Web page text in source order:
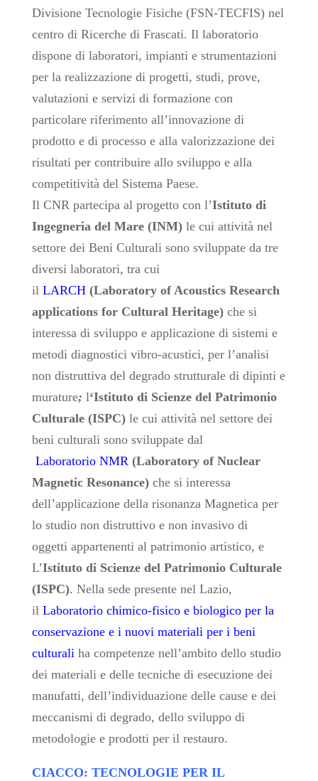
Divisione Tecnologie Fisiche (FSN-TECFIS) nel
centro di Ricerche di Frascati. Il laboratorio
dispone di laboratori, impianti e strumentazioni
per la realizzazione di progetti, studi, prove,
valutazioni e servizi di formazione con
particolare riferimento all’innovazione di
prodotto e di processo e alla valorizzazione dei
risultati per contribuire allo sviluppo e alla
competitività del Sistema Paese.
Il CNR partecipa al progetto con l’Istituto di
Ingegneria del Mare (INM) le cui attività nel
settore dei Beni Culturali sono sviluppate da tre
diversi laboratori, tra cui
il LARCH (Laboratory of Acoustics Research
applications for Cultural Heritage) che si
interessa di sviluppo e applicazione di sistemi e
metodi diagnostici vibro-acustici, per l’analisi
non distruttiva del degrado strutturale di dipinti e
murature; l‘Istituto di Scienze del Patrimonio
Culturale(ISPC)le cui attività nel settore dei
beni culturali sono sviluppate dal
Laboratorio NMR(Laboratory of Nuclear
Magnetic Resonance)che si interessa
dell’applicazione della risonanza Magnetica per
lo studio non distruttivo e non invasivo di
oggetti appartenenti al patrimonio artistico, e
L’Istituto di Scienze del Patrimonio Culturale
(ISPC). Nella sede presente nel Lazio,
il Laboratorio chimico-fisico e biologico per la
conservazione e i nuovi materiali per i beni
culturali ha competenze nell’ambito dello studio
dei materiali e delle tecniche di esecuzione dei
manufatti, dell’individuazione delle cause e dei
meccanismi di degrado, dello sviluppo di
metodologie e prodotti per il restauro.
CIACCO: TECNOLOGIE PER IL